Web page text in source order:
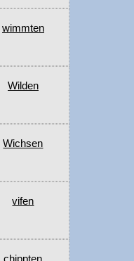
wimmten
Wilden
Wichsen
vifen